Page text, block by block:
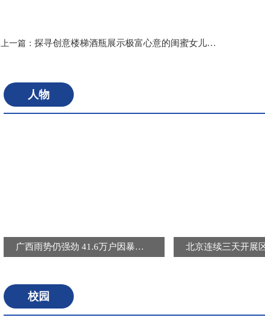
上一篇： 探寻创意楼梯酒瓶展示极富心意的闺蜜女儿生日礼物
人物
广西雨势仍强劲 41.6万户因暴雨受灾用户恢复供电
校园